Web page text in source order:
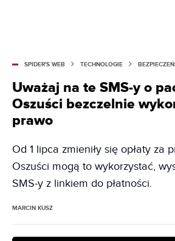
SPIDER'S WEB TECHNOLOGIE
Uważaj na te SMS-y o
Oszuści bezczelnie
prawo
Od 1 lipca zmieniły się opłaty za
Oszuści mogą to wykorzystać,
SMS-y z linkiem do płatności.
MARCIN KUSZ